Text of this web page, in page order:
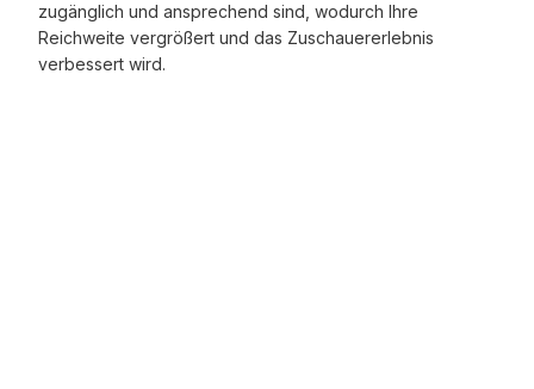
zugänglich und ansprechend sind, wodurch Ihre
Reichweite vergrößert und das Zuschauererlebnis
verbessert wird.